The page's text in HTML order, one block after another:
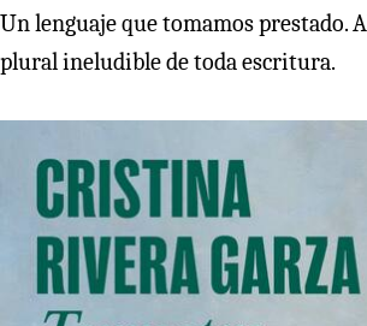
Un lenguaje que tomamos prestado.
plural ineludible de toda escritura.